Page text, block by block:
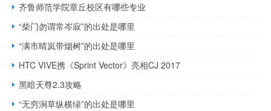
齐鲁师范学院章丘校区有哪些专业
“柴门勿谓常岑寂”的出处是哪里
“满市晴岚带烟树”的出处是哪里
HTC VIVE携《Sprint Vector》亮相CJ 2017
黑暗天尊2.3攻略
“无穷涧草纵横绿”的出处是哪里